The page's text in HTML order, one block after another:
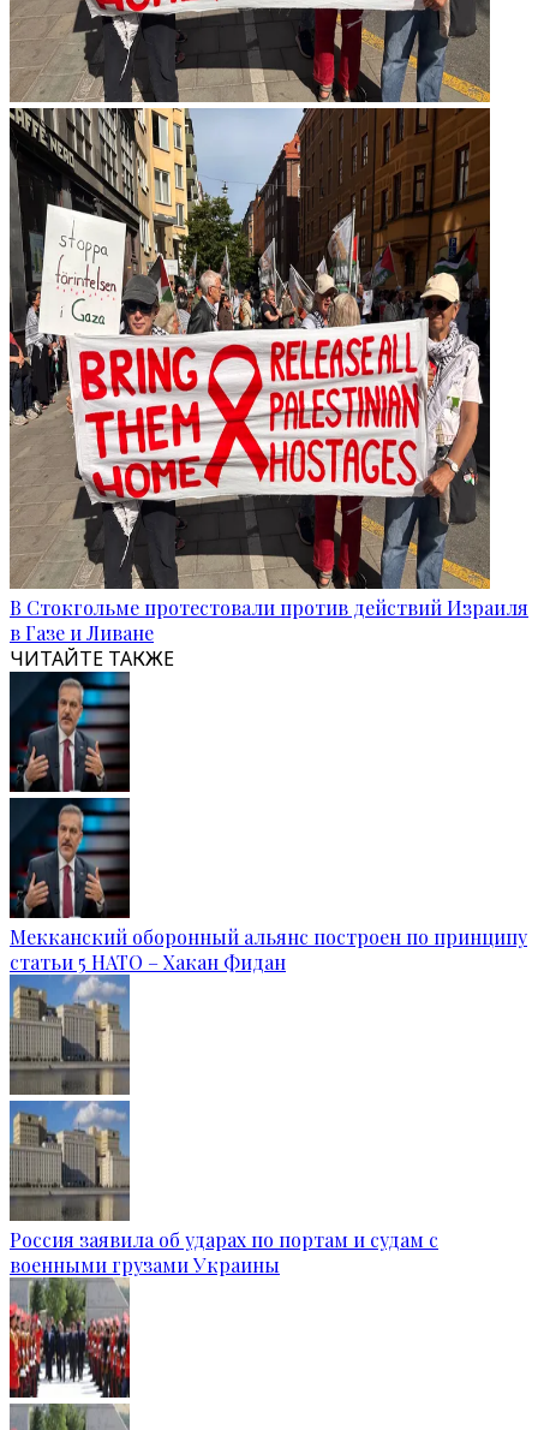
В Стокгольме протестовали против действий Израиля
в Газе и Ливане
ЧИТАЙТЕ ТАКЖЕ
Мекканский оборонный альянс построен по принципу
статьи 5 НАТО – Хакан Фидан
Россия заявила об ударах по портам и судам с
военными грузами Украины